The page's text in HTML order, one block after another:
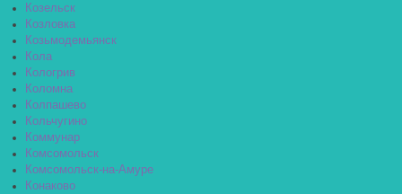
Козельск
Козловка
Козьмодемьянск
Кола
Кологрив
Коломна
Колпашево
Кольчугино
Коммунар
Комсомольск
Комсомольск-на-Амуре
Конаково